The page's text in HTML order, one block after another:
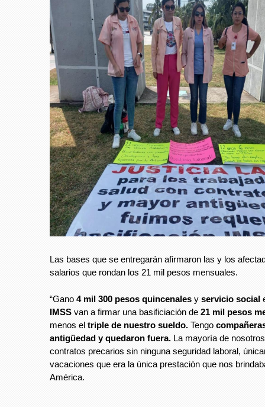
Las bases que se entregarán afirmaron las y los
salarios que rondan los 21 mil pesos mensuales.
“Gano 4 mil 300 pesos quincenales y servicio social
IMSS van a firmar una basificiación de 21 mil pesos
menos el triple de nuestro sueldo. Tengo
antigüedad y quedaron fuera. La mayoría de
contratos precarios sin ninguna seguridad laboral,
vacaciones que era la única prestación que nos
América.